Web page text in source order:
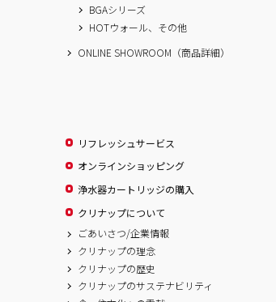
BGAシリーズ
HOTウォール、その他
ONLINE SHOWROOM（商品詳細）
リフレッシュサービス
オンラインショッピング
浄水器カートリッジの購入
クリナップについて
ごあいさつ/企業情報
クリナップの理念
クリナップの歴史
クリナップのサステナビリティ